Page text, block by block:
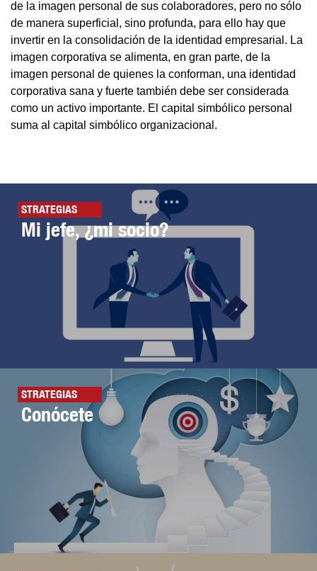
de la imagen personal de sus colaboradores, pero no sólo
de manera superficial, sino profunda, para ello hay que
invertir en la consolidación de la identidad empresarial. La
imagen corporativa se alimenta, en gran parte, de la
imagen personal de quienes la conforman, una identidad
corporativa sana y fuerte también debe ser considerada
como un activo importante. El capital simbólico personal
suma al capital simbólico organizacional.
STRATEGIAS
Mi jefe, ¿mi socio?
STRATEGIAS
Conócete